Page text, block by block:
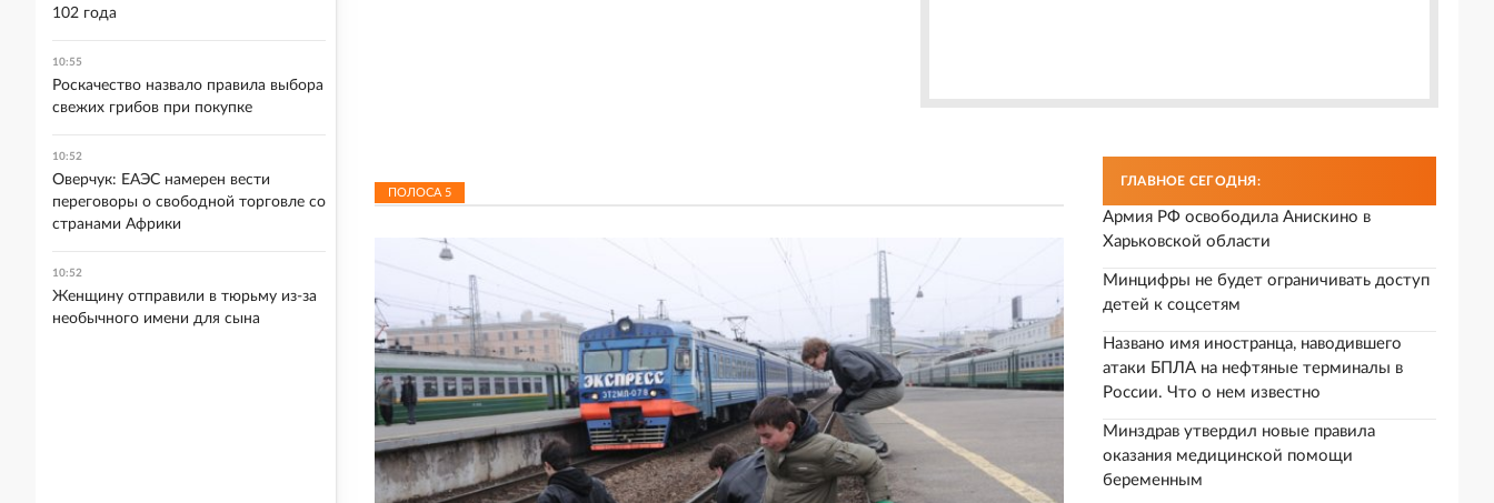
ПОЛОСА 5
ГЛАВНОЕ СЕГОДНЯ:
Армия РФ освободила Анискино в
Харьковской области
Минцифры не будет ограничивать доступ
детей к соцсетям
Названо имя иностранца, наводившего
атаки БПЛА на нефтяные терминалы в
России. Что о нем известно
Минздрав утвердил новые правила
оказания медицинской помощи
беременным
102 года
10:55
Роскачество назвало правила выбора
свежих грибов при покупке
10:52
Оверчук: ЕАЭС намерен вести
переговоры о свободной торговле со
странами Африки
10:52
Женщину отправили в тюрьму из-за
необычного имени для сына